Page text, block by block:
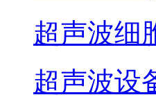
超声波细
超声波设